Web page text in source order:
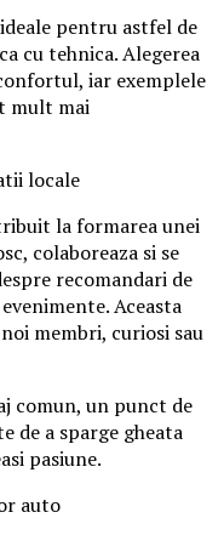
pentru astfel de
cu tehnica. Alegerea
iar exemplele
mult mai
locale
la formarea unei
colaboreaza si se
recomandari de
Aceasta
membri, curiosi sau
comun, un punct de
de a sparge gheata
pasiune.
auto